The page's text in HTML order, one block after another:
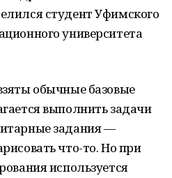
студент Уфимского
университета
обычные базовые
выполнить задачи
задания —
что-то. Но при
используется